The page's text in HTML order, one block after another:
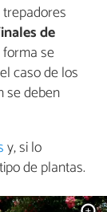
de
se
caso de los
se deben
y, si lo
de plantas.